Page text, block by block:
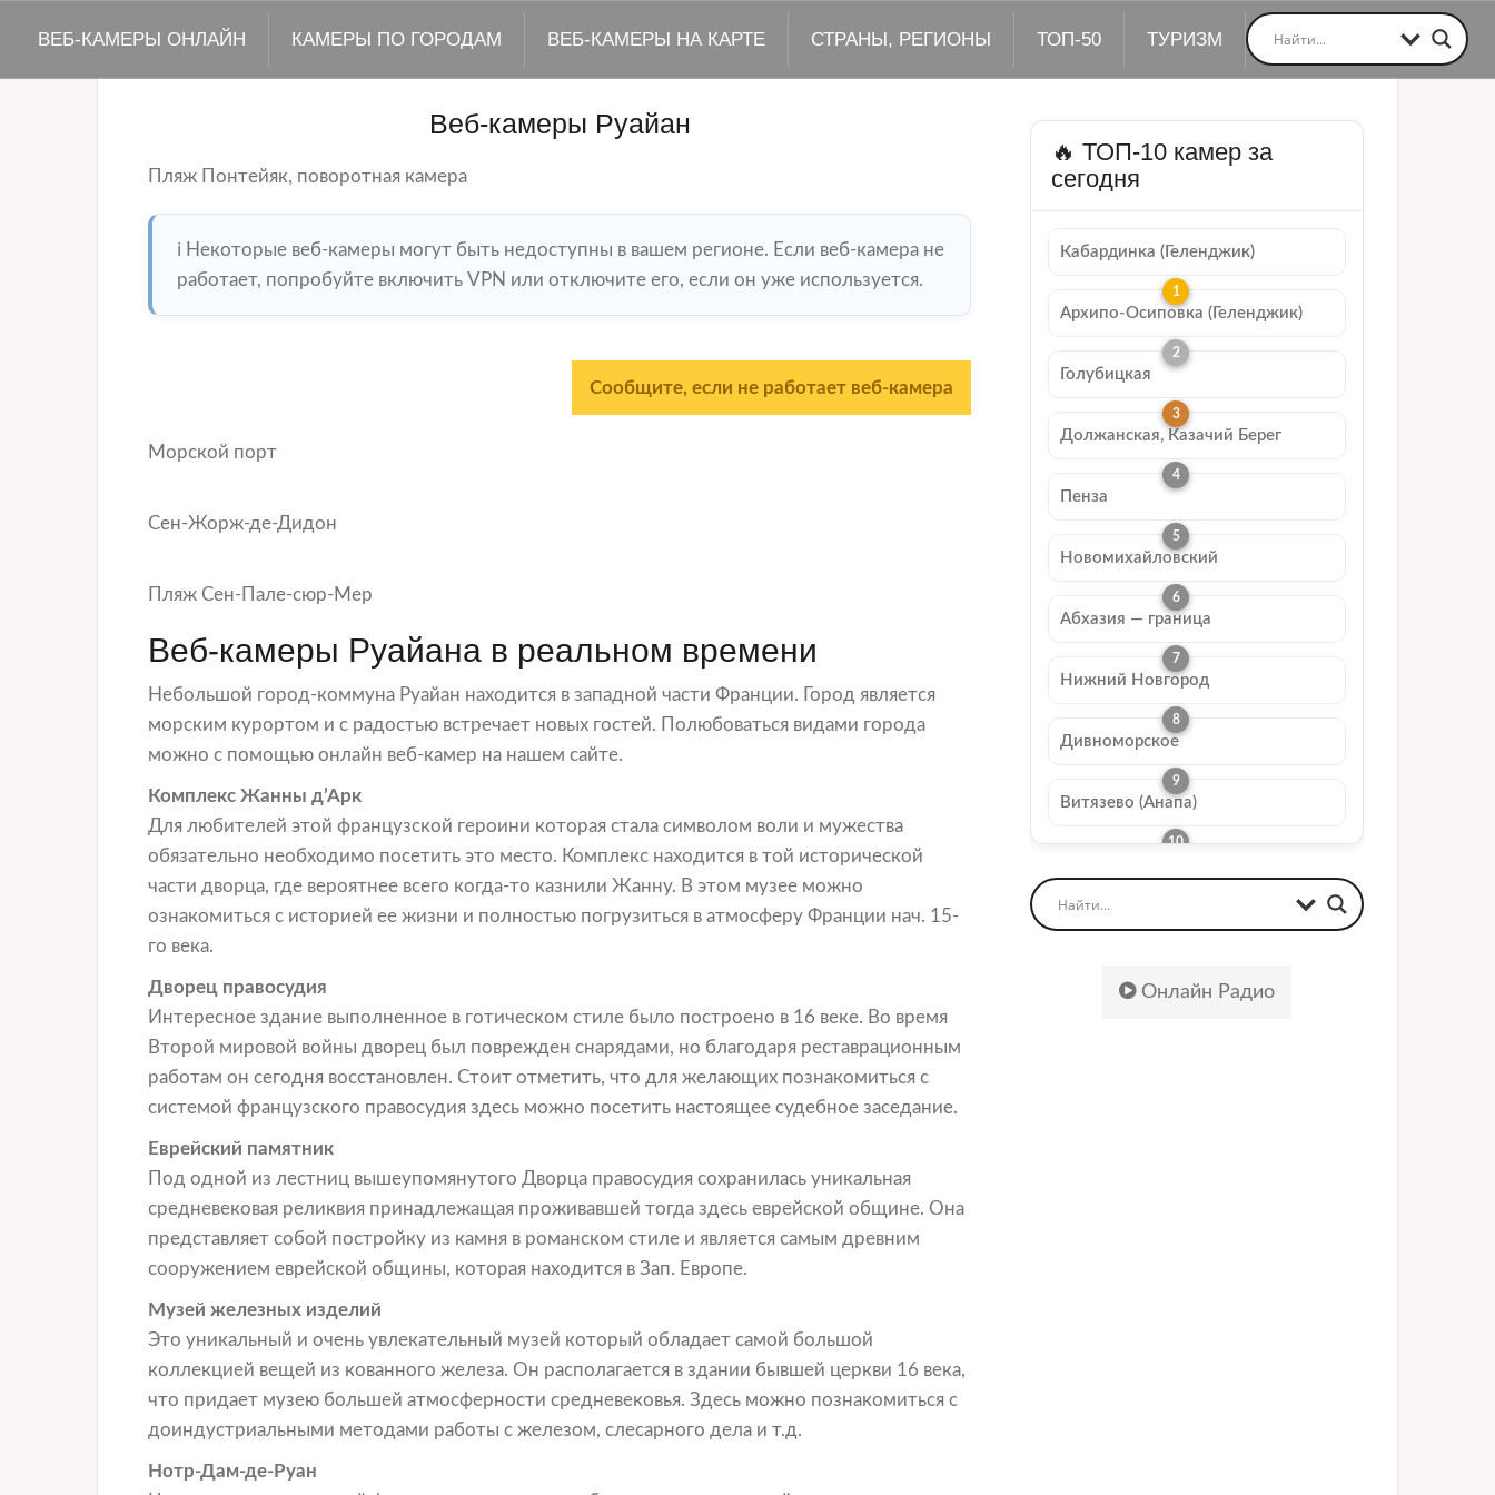
ВЕБ-КАМЕРЫ ОНЛАЙН КАМЕРЫ ПО ГОРОДАМ ВЕБ-КАМЕРЫ НА КАРТЕ СТРАНЫ, РЕГИОНЫ ТОП-50 ТУРИЗМ
Веб-камеры Руайан
Пляж Понтейяк, поворотная камера
ℹ️ Некоторые веб-камеры могут быть недоступны в вашем регионе. Если веб-камера не
работает, попробуйте включить VPN или отключите его, если он уже используется.
Сообщите, если не работает веб-камера
Морской порт
Сен-Жорж-де-Дидон
Пляж Сен-Пале-сюр-Мер
Веб-камеры Руайана в реальном времени
Небольшой город-коммуна Руайан находится в западной части Франции. Город является
морским курортом и с радостью встречает новых гостей. Полюбоваться видами города
можно с помощью онлайн веб-камер на нашем сайте.
Комплекс Жанны д’Арк
Для любителей этой французской героини которая стала символом воли и мужества
обязательно необходимо посетить это место. Комплекс находится в той исторической
части дворца, где вероятнее всего когда-то казнили Жанну. В этом музее можно
ознакомиться с историей ее жизни и полностью погрузиться в атмосферу Франции нач. 15-
го века.
Дворец правосудия
Интересное здание выполненное в готическом стиле было построено в 16 веке. Во время
Второй мировой войны дворец был поврежден снарядами, но благодаря реставрационным
работам он сегодня восстановлен. Стоит отметить, что для желающих познакомиться с
системой французского правосудия здесь можно посетить настоящее судебное заседание.
Еврейский памятник
Под одной из лестниц вышеупомянутого Дворца правосудия сохранилась уникальная
средневековая реликвия принадлежащая проживавшей тогда здесь еврейской общине. Она
представляет собой постройку из камня в романском стиле и является самым древним
сооружением еврейской общины, которая находится в Зап. Европе.
Музей железных изделий
Это уникальный и очень увлекательный музей который обладает самой большой
коллекцией вещей из кованного железа. Он располагается в здании бывшей церкви 16 века,
что придает музею большей атмосферности средневековья. Здесь можно познакомиться с
доиндустриальными методами работы с железом, слесарного дела и т.д.
Нотр-Дам-де-Руан
🔥 ТОП-10 камер за
сегодня
Кабардинка (Геленджик)
Архипо-Осиповка (Геленджик)
Голубицкая
Должанская, Казачий Берег
Пенза
Новомихайловский
Абхазия — граница
Нижний Новгород
Дивноморское
Витязево (Анапа)
Онлайн Радио